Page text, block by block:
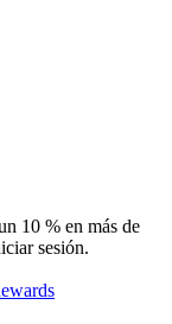
10 % en más de
sesión.